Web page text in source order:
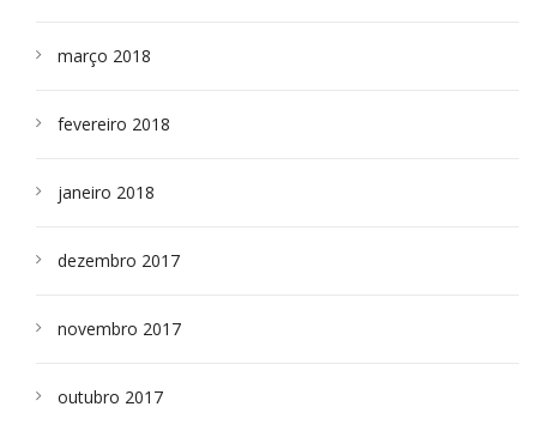
março 2018
fevereiro 2018
janeiro 2018
dezembro 2017
novembro 2017
outubro 2017